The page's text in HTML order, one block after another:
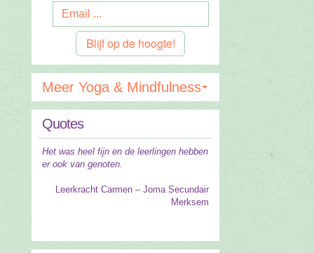
Blijf op de hoogte!
Meer Yoga & Mindfulness
Quotes
Het was heel fijn en de leerlingen hebben
er ook van genoten.
Leerkracht Carmen – Joma Secundair
Merksem